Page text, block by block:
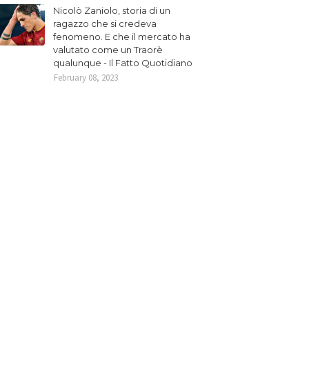
Nicolò Zaniolo, storia di un
ragazzo che si credeva
fenomeno. E che il mercato ha
valutato come un Traorè
qualunque - Il Fatto Quotidiano
February 08, 2023